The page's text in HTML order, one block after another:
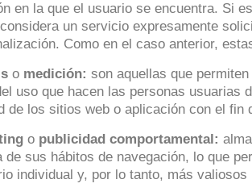
en la que el usuario se encuentra. Si
un servicio expresamente
Como en el caso anterior,
o medición: son aquellas que
uso que hacen las personas
de los sitios web o aplicación con el
o publicidad comportamental:
de sus hábitos de navegación, lo que
individual y, por lo tanto, más